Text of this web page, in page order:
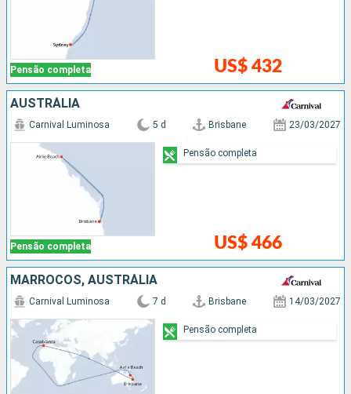
Pensão completa US$ 432
AUSTRÁLIA
Pensão completa
Carnival Luminosa 5 d Brisbane 23/03/2027
US$ 466
Pensão completa
MARROCOS, AUSTRÁLIA
Carnival Luminosa 7 d Brisbane 14/03/2027
Pensão completa